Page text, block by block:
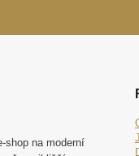
shop na moderní